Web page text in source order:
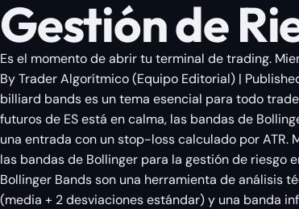
Gestión de
Es el momento de abrir tu terminal de trading.
ByTrader Algorítmico(Equipo Editorial) |
billiard bands es un tema esencial para todo
futuros de ES está en calma, las bandas de
una entrada con un stop-loss calculado por
las bandas de Bollinger para la gestión de riesgo
Bollinger Bands son una herramienta de análisis
(media + 2 desviaciones estándar) y una banda